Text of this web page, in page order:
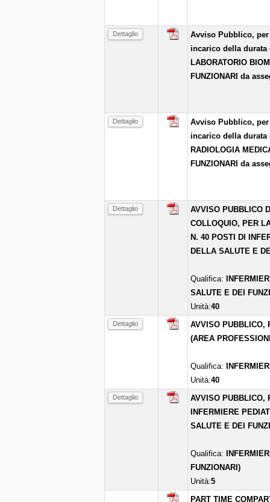
Dettaglio
Avviso Pubblico,
incarico della durata
LABORATORIO
FUNZIONARI da
Dettaglio
Avviso Pubblico,
incarico della durata
RADIOLOGIA
FUNZIONARI da
Dettaglio
AVVISO PUBBLICO
COLLOQUIO, PER
N. 40 POSTI DI
DELLA SALUTE E
Qualifica:
SALUTE E DEI
Unità:40
Dettaglio
AVVISO PUBBLICO,
(AREA
Qualifica:
Unità:40
Dettaglio
AVVISO PUBBLICO,
INFERMIERE
SALUTE E DEI
Qualifica:
FUNZIONARI)
Unità:5
PART TIME